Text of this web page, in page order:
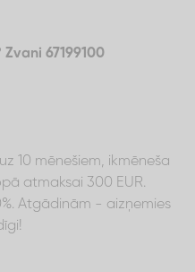
67199100
10 mēnešiem, ikmēneša
atmaksai 300 EUR.
Atgādinām - aizņemies